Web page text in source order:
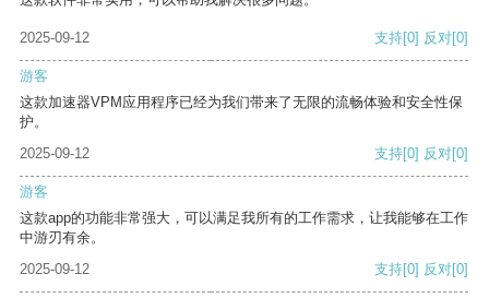
2025-09-12 支持[0] 反对[0]
游客
这款加速器VPM应用程序已经为我们带来了无限的流畅体验和安全性保
护。
2025-09-12
支持[0] 反对[0]
游客
这款app的功能非常强大，可以满足我所有的工作需求，让我能够在工作
中游刃有余。
2025-09-12
支持[0] 反对[0]